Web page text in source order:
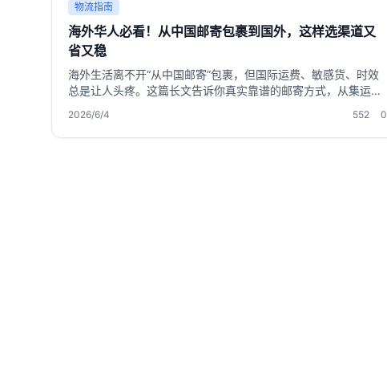
物流指南
海外华人必看！从中国邮寄包裹到国外，这样选渠道又
省又稳
海外生活离不开“从中国邮寄”包裹，但国际运费、敏感货、时效
总是让人头疼。这篇长文告诉你真实靠谱的邮寄方式，从集运代
2026/6/4 552 0